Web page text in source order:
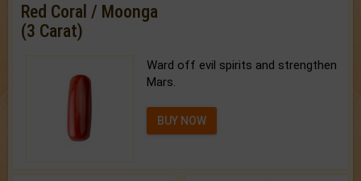
Red Coral / Moonga
(3 Carat)
Ward off evil spirits and strengthen
Mars.
BUY NOW